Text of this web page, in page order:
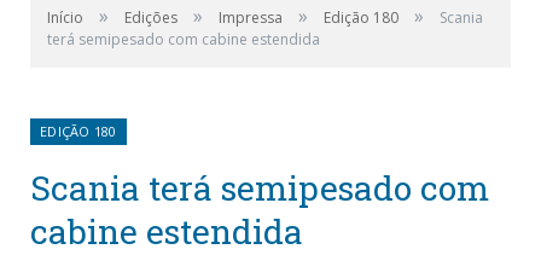
Início » Edições » Impressa » Edição 180 »
Scania
terá semipesado com cabine estendida
EDIÇÃO 180
Scania terá semipesado com
cabine estendida